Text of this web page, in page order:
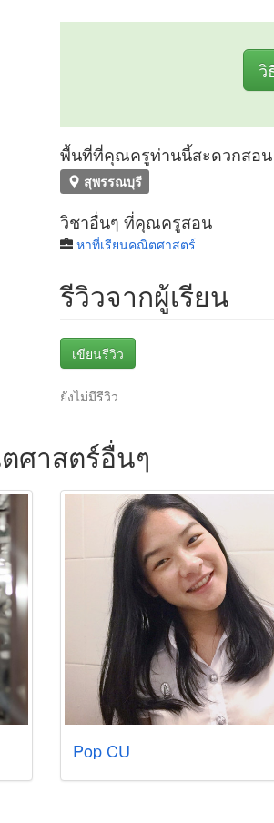
วิ
พื้นที่ที่คุณครูท่านนี้สะดวกสอน
สุพรรณบุรี
วิชาอื่นๆ ที่คุณครูสอน
หาที่เรียนคณิตศาสตร์
รีวิวจากผู้เรียน
เขียนรีวิว
ยังไม่มีรีวิว
ศาสตร์อื่นๆ
Pop CU